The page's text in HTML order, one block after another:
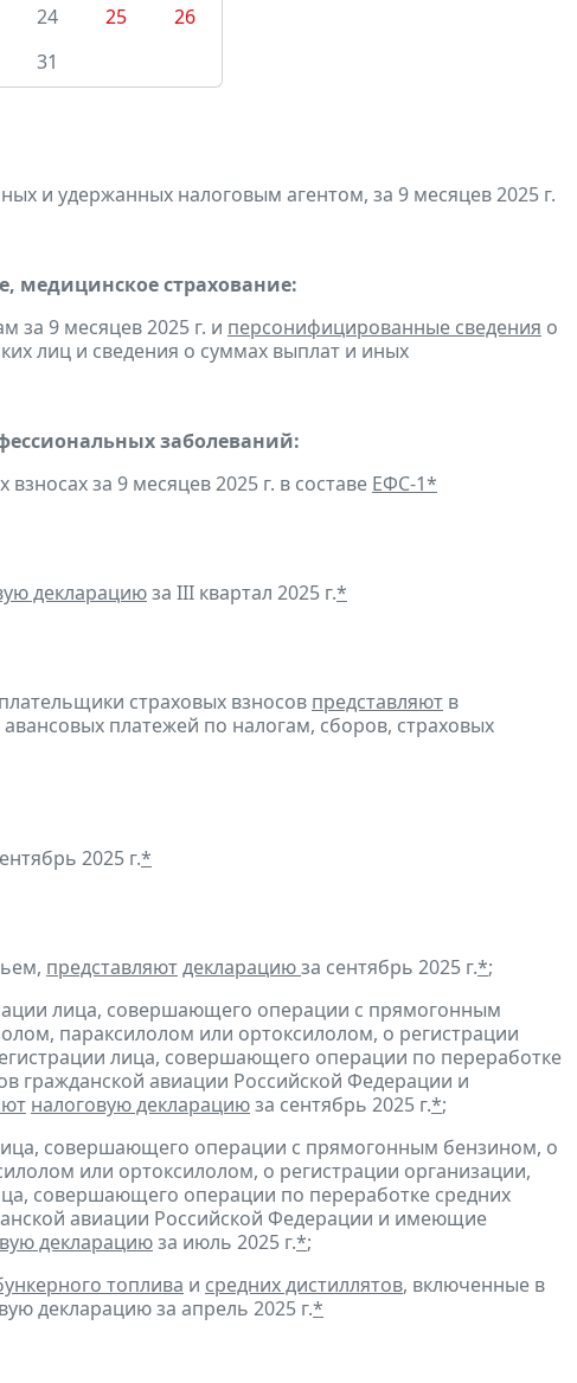
24 25
26
31
и удержанных налоговым агентом, за 9 месяцев 2025 г.
медицинское страхование:
за 9 месяцев 2025 г. и персонифицированные сведения о
лиц и сведения о суммах выплат и иных
заболеваний:
за 9 месяцев 2025 г. в составе ЕФС-1*
декларациюза III квартал 2025 г.*
страховых взносов представляют в
платежей по налогам, сборов, страховых
2025 г.*
представляютдекларациюза сентябрь 2025 г.*;
лица, совершающего операции с прямогонным
параксилолом или ортоксилолом, о регистрации
лица, совершающего операции по переработке
гражданской авиации Российской Федерации и
налоговую декларациюза сентябрь 2025 г.*;
совершающего операции с прямогонным бензином, о
или ортоксилолом, о регистрации организации,
совершающего операции по переработке средних
авиации Российской Федерации и имеющие
декларациюза июль 2025 г.*;
топлива и средних дистиллятов, включенные в
декларацию за апрель 2025 г.*